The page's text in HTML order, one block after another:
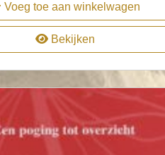
Voeg toe aan winkelwagen
Bekijken